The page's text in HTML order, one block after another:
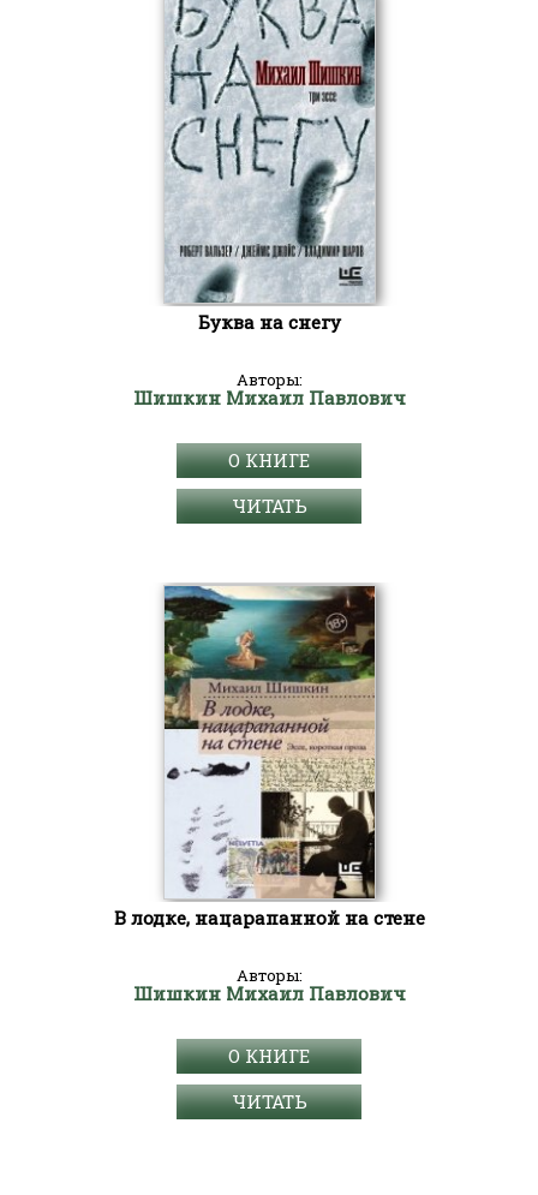
Буква на снегу
Авторы:
Шишкин Михаил Павлович
О КНИГЕ
ЧИТАТЬ
В лодке, нацарапанной на стене
Авторы:
Шишкин Михаил Павлович
О КНИГЕ
ЧИТАТЬ